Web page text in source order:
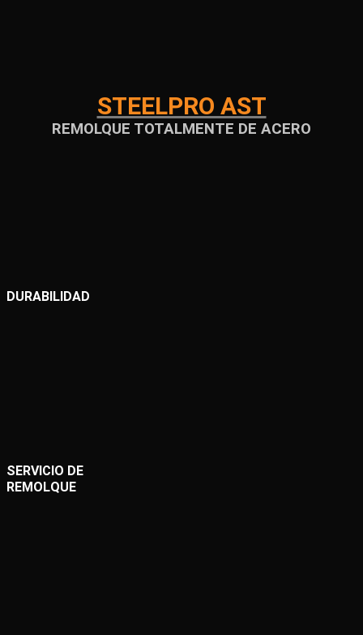
STEELPRO AST
REMOLQUE TOTALMENTE DE ACERO
DURABILIDAD
SERVICIO DE
REMOLQUE